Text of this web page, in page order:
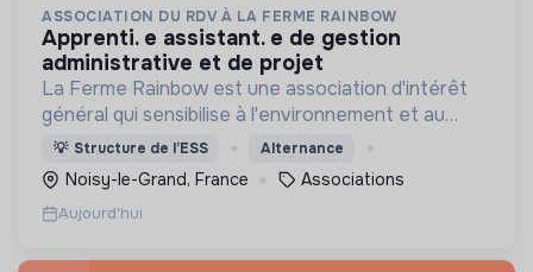
ASSOCIATION DU RDV À LA FERME RAINBOW
apprenti. e assistant. e de gestion
administrative et de projet
La Ferme Rainbow est une association d'intérêt
général qui sensibilise à l'environnement et au
bien-être animal, tout en favorisant l'insertion
professionnelle via son Atelier et Chantier
d'Insertion.
💡 Structure de l’ESS Alternance
Noisy-le-Grand, France Associations
Aujourd'hui